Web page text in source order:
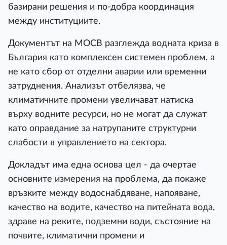
базирани решения и по-добра координация
между институциите.
Документът на МОСВ разглежда водната криза в
България като комплексен системен проблем, а
не като сбор от отделни аварии или временни
затруднения. Анализът отбелязва, че
климатичните промени увеличават натиска
върху водните ресурси, но не могат да служат
като оправдание за натрупаните структурни
слабости в управлението на сектора.
Докладът има една основа цел - да очертае
основните измерения на проблема, да покаже
връзките между водоснабдяване, напояване,
качество на водите, качество на питейната вода,
здраве на реките, подземни води, състояние на
почвите, климатични промени и